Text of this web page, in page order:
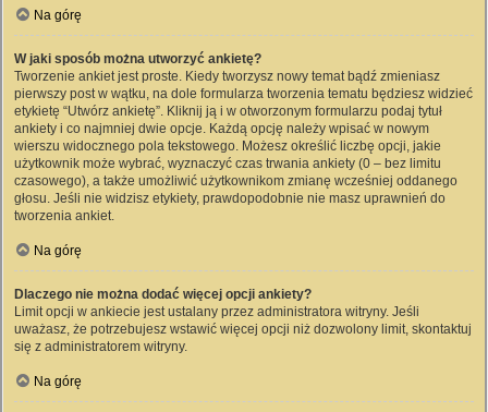
Na górę
W jaki sposób można utworzyć ankietę?
Tworzenie ankiet jest proste. Kiedy tworzysz nowy temat bądź zmieniasz
pierwszy post w wątku, na dole formularza tworzenia tematu będziesz widzieć
etykietę “Utwórz ankietę”. Kliknij ją i w otworzonym formularzu podaj tytuł
ankiety i co najmniej dwie opcje. Każdą opcję należy wpisać w nowym
wierszu widocznego pola tekstowego. Możesz określić liczbę opcji, jakie
użytkownik może wybrać, wyznaczyć czas trwania ankiety (0 – bez limitu
czasowego), a także umożliwić użytkownikom zmianę wcześniej oddanego
głosu. Jeśli nie widzisz etykiety, prawdopodobnie nie masz uprawnień do
tworzenia ankiet.
Na górę
Dlaczego nie można dodać więcej opcji ankiety?
Limit opcji w ankiecie jest ustalany przez administratora witryny. Jeśli
uważasz, że potrzebujesz wstawić więcej opcji niż dozwolony limit, skontaktuj
się z administratorem witryny.
Na górę